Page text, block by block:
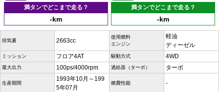
満タンでどこまで走る？
-km
満タンでどこまで走る？
-km
排気量 2663cc
使用燃料
エンジン
軽油
ディーゼル
ミッション フロア4AT 駆動方式 4WD
最大出力 100ps/4000rpm 過給器（ターボ） ターボ
生産期間
1993年10月～199
5年07月
燃費性能 -